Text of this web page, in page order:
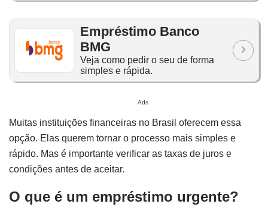
Empréstimo Banco
BMG
Veja como pedir o seu de forma
simples e rápida.
Ads
Muitas instituições financeiras no Brasil oferecem essa
opção. Elas querem tornar o processo mais simples e
rápido. Mas é importante verificar as taxas de juros e
condições antes de aceitar.
O que é um empréstimo urgente?